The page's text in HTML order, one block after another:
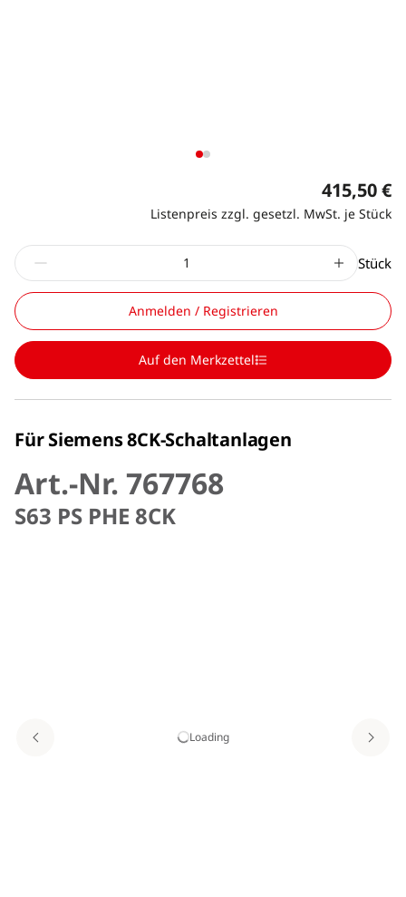
415,50 €
Listenpreis zzgl. gesetzl. MwSt. je Stück
Stück
Anmelden / Registrieren
Auf den Merkzettel
Für Siemens 8CK-Schaltanlagen
Art.-Nr. 767768
S63 PS PHE 8CK
Loading